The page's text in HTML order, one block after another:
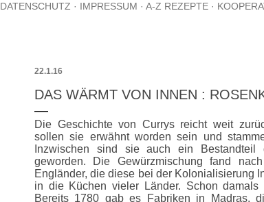
DATENSCHUTZ IMPRESSUM A-Z REZEPTE
22.1.16
DAS WÄRMT VON INNEN :
Die Geschichte von Currys reicht weit
sollen sie erwähnt worden sein und
Inzwischen sind sie auch ein Bestandteil
geworden. Die Gewürzmischung fand
Engländer, die diese bei der Kolonialisierung
in die Küchen vieler Länder. Schon damals
Bereits 1780 gab es Fabriken in Madras,